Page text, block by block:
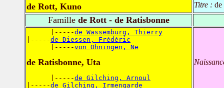
de Rott, Kuno
Titre : de
Famille de Rott - de Ratisbonne
      |-----
de Wassemburg, Thierry
|-----de Diessen, Frédéric
      |-----
von Öhningen, Ne
de Ratisbonne, Uta
      |-----
de Gilching, Arnoul
|-----de Gilching, Irmengarde